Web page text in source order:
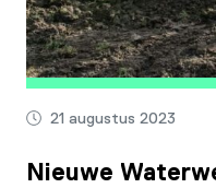
21 augustus 2023
Nieuwe